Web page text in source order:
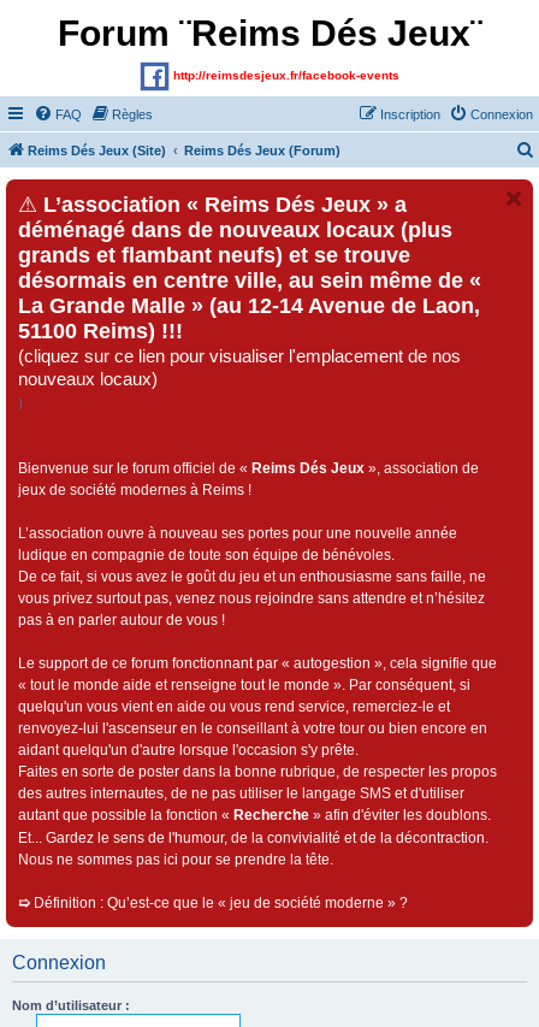
Forum ¨Reims Dés Jeux¨
http://reimsdesjeux.fr/facebook-events
FAQ Règles Connexion
Inscription
Reims Dés Jeux (Site) Reims Dés Jeux (Forum)
⚠ L’association « Reims Dés Jeux » a
déménagé dans de nouveaux locaux (plus
grands et flambant neufs) et se trouve
désormais en centre ville, au sein même de «
La Grande Malle » (au 12-14 Avenue de Laon,
51100 Reims) !!!
(cliquez sur ce lien pour visualiser l'emplacement de nos
nouveaux locaux)
)
Bienvenue sur le forum officiel de « Reims Dés Jeux », association de
jeux de société modernes à Reims !
L’association ouvre à nouveau ses portes pour une nouvelle année
ludique en compagnie de toute son équipe de bénévoles.
De ce fait, si vous avez le goût du jeu et un enthousiasme sans faille, ne
vous privez surtout pas, venez nous rejoindre sans attendre et n’hésitez
pas à en parler autour de vous !
Le support de ce forum fonctionnant par « autogestion », cela signifie que
« tout le monde aide et renseigne tout le monde ». Par conséquent, si
quelqu'un vous vient en aide ou vous rend service, remerciez-le et
renvoyez-lui l'ascenseur en le conseillant à votre tour ou bien encore en
aidant quelqu'un d'autre lorsque l'occasion s'y prête.
Faites en sorte de poster dans la bonne rubrique, de respecter les propos
des autres internautes, de ne pas utiliser le langage SMS et d'utiliser
autant que possible la fonction « Recherche » afin d'éviter les doublons.
Et... Gardez le sens de l'humour, de la convivialité et de la décontraction.
Nous ne sommes pas ici pour se prendre la tête.
➯ Définition : Qu’est-ce que le « jeu de société moderne » ?
Connexion
Nom d’utilisateur :